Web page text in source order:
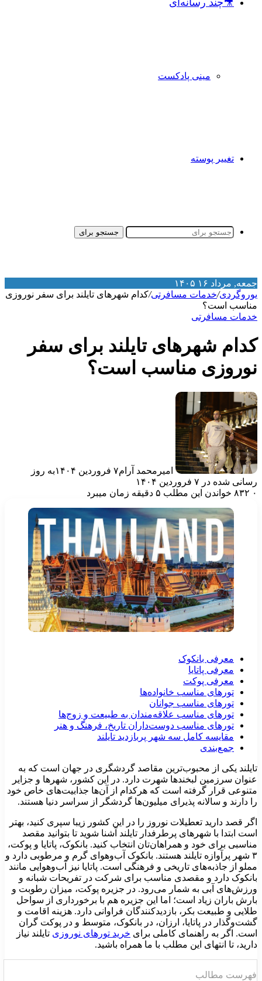
🎥چند رسانه‌ای
مینی پادکست
تغییر پوسته
جستجو برای
مرداد ۱۶ ۱۴۰۵
/خدمات مسافرتی/ کدام شهرهای تایلند برای سفر نوروزی
است؟
مسافرتی
شهرهای تایلند برای سفر
مناسب است؟
امیرمحمد آرام ۷ فروردین ۱۴۰۴
به روز
شده در ۷ فروردین ۱۴۰۴
خواندن این مطلب ۵ دقیقه زمان میبرد
معرفی بانکوک
معرفی پاتایا
معرفی پوکت
تورهای مناسب خانواده‌ها
تورهای مناسب جوانان
تورهای مناسب علاقه‌مندان به طبیعت‌ و زوج‌ها
تورهای مناسب دوست‌داران تاریخ، فرهنگ و هنر
مقایسه کامل سه شهر پربازدید تایلند
جمع‌بندی
یکی از محبوب‌ترین مقاصد گردشگری در جهان است که به
سرزمین لبخندها شهرت دارد. در این کشور، شهرها و جزایر
قرار گرفته‌ است که هرکدام از آن‌ها جذابیت‌های خاص خود
دارند و سالانه پذیرای میلیون‌ها گردشگر از سراسر دنیا هستند.
قصد دارید تعطیلات نوروز را در این کشور زیبا سپری کنید، بهتر
ابتدا با شهرهای پرطرفدار تایلند آشنا شوید تا بتوانید مقصد
برای خود و همراهان‌تان انتخاب کنید. بانکوک، پاتایا و پوکت،
۳ شهر پرآوازه تایلند هستند. بانکوک آب‌وهوای گرم و مرطوبی دارد و
از جاذبه‌های تاریخی و فرهنگی است. پاتایا نیز آب‌و‌هوایی مانند
دارد و مقصدی مناسب برای شرکت در تفریحات شبانه و
آبی به شمار می‌رود. در جزیره پوکت، میزان رطوبت و
باران زیاد است؛ اما این جزیره هم با برخورداری از سواحل
و طبیعت بکر، بازدیدکنندگان فراوانی دارد. هزینه اقامت و
در پاتایا، ارزان، در بانکوک، متوسط و در پوکت گران
اگر به راهنمای کاملی برایخرید تورهای نوروزی تایلند نیاز
تا انتهای این مطلب با ما همراه باشید.
مطالب